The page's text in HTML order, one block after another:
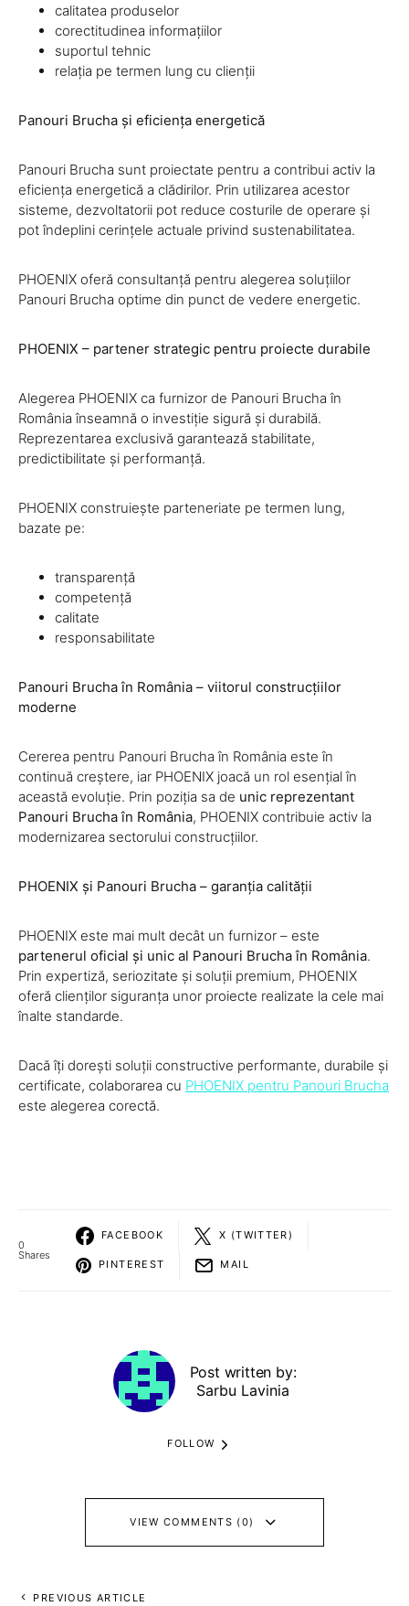
calitatea produselor
corectitudinea informațiilor
suportul tehnic
relația pe termen lung cu clienții
Panouri Brucha și eficiența energetică
Panouri Brucha sunt proiectate pentru a contribui activ la
eficiența energetică a clădirilor. Prin utilizarea acestor
sisteme, dezvoltatorii pot reduce costurile de operare și
pot îndeplini cerințele actuale privind sustenabilitatea.
PHOENIX oferă consultanță pentru alegerea soluțiilor
Panouri Brucha optime din punct de vedere energetic.
PHOENIX – partener strategic pentru proiecte durabile
Alegerea PHOENIX ca furnizor de Panouri Brucha în
România înseamnă o investiție sigură și durabilă.
Reprezentarea exclusivă garantează stabilitate,
predictibilitate și performanță.
PHOENIX construiește parteneriate pe termen lung,
bazate pe:
transparență
competență
calitate
responsabilitate
Panouri Brucha în România – viitorul construcțiilor
moderne
Cererea pentru Panouri Brucha în România este în
continuă creștere, iar PHOENIX joacă un rol esențial în
această evoluție. Prin poziția sa de unic reprezentant
Panouri Brucha în România, PHOENIX contribuie activ la
modernizarea sectorului construcțiilor.
PHOENIX și Panouri Brucha – garanția calității
PHOENIX este mai mult decât un furnizor – este
partenerul oficial și unic al Panouri Brucha în România.
Prin expertiză, seriozitate și soluții premium, PHOENIX
oferă clienților siguranța unor proiecte realizate la cele mai
înalte standarde.
Dacă îți dorești soluții constructive performante, durabile și
certificate, colaborarea cu PHOENIX pentru Panouri Brucha
este alegerea corectă.
0
Shares
FACEBOOK X (TWITTER)
PINTEREST MAIL
Post written by:
Sarbu Lavinia
FOLLOW
VIEW COMMENTS (0)
PREVIOUS ARTICLE